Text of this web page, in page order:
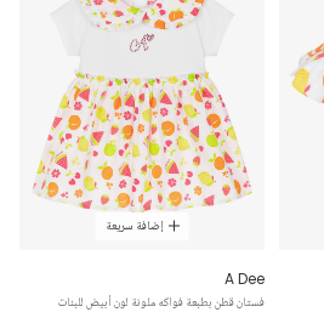
إضافة سريعة
A Dee
فستان قطن بطبعة فواكه ملونة لون أبيض للبنات